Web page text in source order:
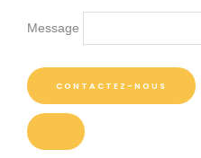
Message
CONTACTEZ-NOUS